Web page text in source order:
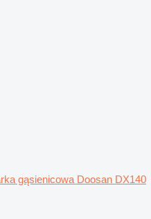
gąsienicowa Doosan DX140